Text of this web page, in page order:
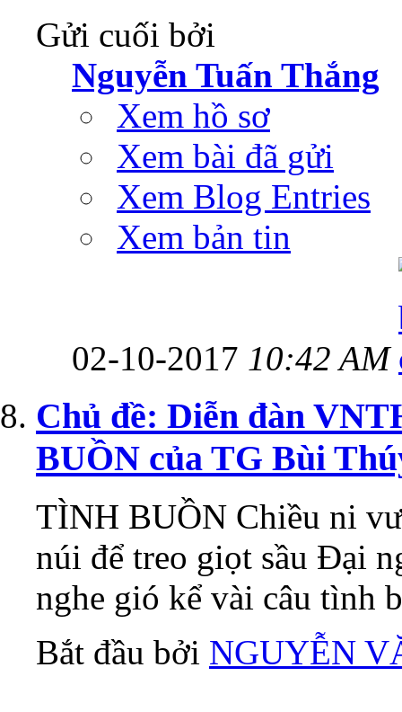
Gửi cuối bởi
Nguyễn Tuấn Thắng
Xem hồ sơ
Xem bài đã gửi
Xem Blog Entries
Xem bản tin
02-10-2017 10:42 AM
Chủ đề: Diễn đàn
BUỒN của TG Bùi
TÌNH BUỒN Chiều ni
núi để treo giọt sầu Đại
nghe gió kể vài câu tình
Bắt đầu bởi NGUYỄN